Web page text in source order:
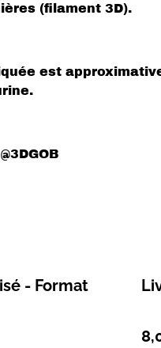
(filament 3D).
est
- Format